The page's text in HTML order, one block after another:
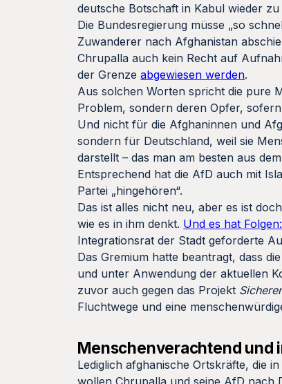
deutsche Botschaft in Kabul wieder
Die Bundesregierung müsse „so
Zuwanderer nach Afghanistan
Chrupalla auch kein Recht auf
der Grenzeabgewiesen werden.
Aus solchen Worten spricht die pure
Problem, sondern deren Opfer,
Und nicht für die Afghaninnen und
sondern für Deutschland, weil sie
darstellt – das man am besten aus
Entsprechend hat die AfD auch mit
Partei „hingehören“.
Das ist alles nicht neu, aber es ist
wie es in ihm denkt. Und es hat Folgen:
Integrationsrat der Stadt geforderte
Das Gremium hatte beantragt, dass
und unter Anwendung der aktuellen
zuvor auch gegen das Projekt
Fluchtwege und eine
Menschenverachtend und
Lediglich afghanische Ortskräfte, die